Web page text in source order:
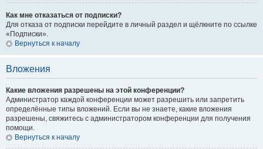
Как мне отказаться от подписки?
Для отказа от подписки перейдите в личный раздел и щёлкните по ссылке
«Подписки».
Вернуться к началу
Вложения
Какие вложения разрешены на этой конференции?
Администратор каждой конференции может разрешить или запретить
определённые типы вложений. Если вы не знаете, какие вложения
разрешены, свяжитесь с администратором конференции для получения
помощи.
Вернуться к началу